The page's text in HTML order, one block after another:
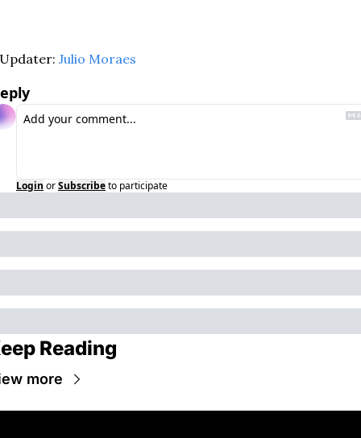
Updater: Julio Moraes
Login orSubscribeto participate
Reading
more